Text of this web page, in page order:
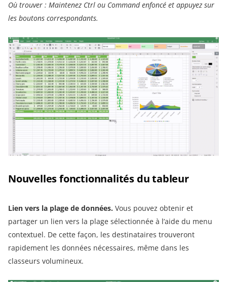
Où trouver : Maintenez Ctrl ou Command enfoncé et appuyez sur
les boutons correspondants.
Nouvelles fonctionnalités du tableur
Lien vers la plage de données. Vous pouvez obtenir et
partager un lien vers la plage sélectionnée à l’aide du menu
contextuel. De cette façon, les destinataires trouveront
rapidement les données nécessaires, même dans les
classeurs volumineux.